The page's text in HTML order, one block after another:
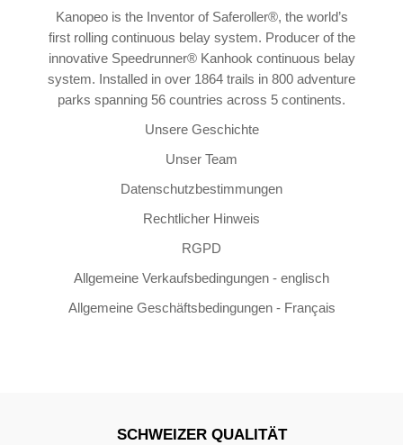
Kanopeo is the Inventor of Saferoller®, the world’s
first rolling continuous belay system. Producer of the
innovative Speedrunner® Kanhook continuous belay
system. Installed in over 1864 trails in 800 adventure
parks spanning 56 countries across 5 continents.
Unsere Geschichte
Unser Team
Datenschutzbestimmungen
Rechtlicher Hinweis
RGPD
Allgemeine Verkaufsbedingungen - englisch
Allgemeine Geschäftsbedingungen - Français
SCHWEIZER QUALITÄT